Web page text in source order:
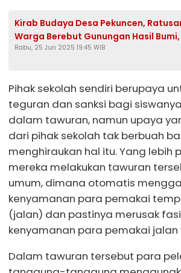
Kirab Budaya Desa Pekuncen,
Warga Berebut Gunungan Hasil
Keberkahan
Rabu, 25 Jun 2025 19:45 WIB
Pihak sekolah sendiri berupaya
teguran dan sanksi bagi
dalam tawuran, namun upaya
dari pihak sekolah tak berbuah
menghiraukan hal itu. Yang lebih
mereka melakukan tawuran
umum, dimana otomatis
kenyamanan para pemakai
(jalan) dan pastinya merusak
kenyamanan para pemakai jalan
Dalam tawuran tersebut para